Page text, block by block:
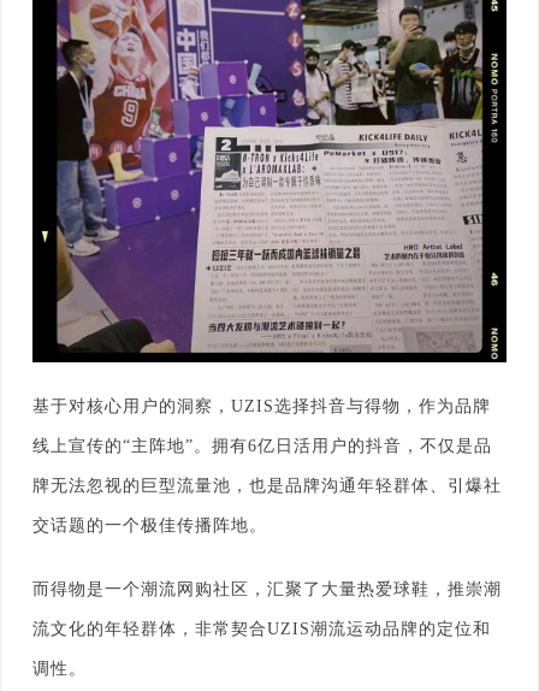
基于对核心用户的洞察，UZIS选择抖音与得物，作为品牌
线上宣传的“主阵地”。拥有6亿日活用户的抖音，不仅是品
牌无法忽视的巨型流量池，也是品牌沟通年轻群体、引爆社
交话题的一个极佳传播阵地。
而得物是一个潮流网购社区，汇聚了大量热爱球鞋，推崇潮
流文化的年轻群体，非常契合UZIS潮流运动品牌的定位和
调性。